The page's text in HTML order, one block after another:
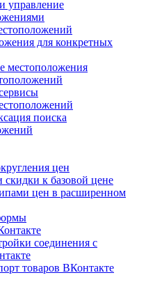
управление
для конкретных
местоположения
поиска
цен
к базовой цене
цен в расширенном
соединения с
товаров ВКонтакте